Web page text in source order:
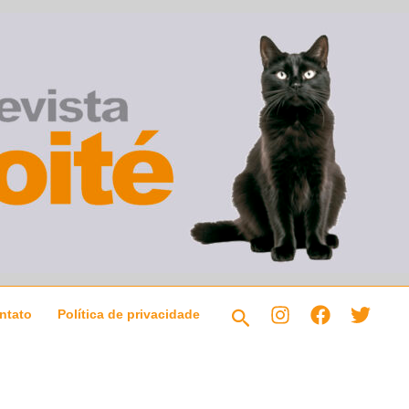
Política de privacidade Pesquisar